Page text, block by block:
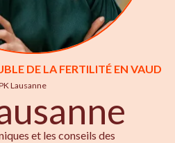
DE LA FERTILITÉ EN VAUD
Lausanne
et les conseils des